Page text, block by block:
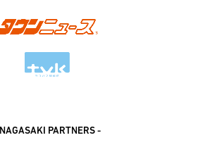
PARTNERS -